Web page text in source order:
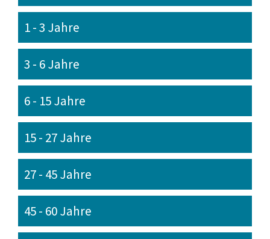
1 - 3 Jahre
3 - 6 Jahre
6 - 15 Jahre
15 - 27 Jahre
27 - 45 Jahre
45 - 60 Jahre